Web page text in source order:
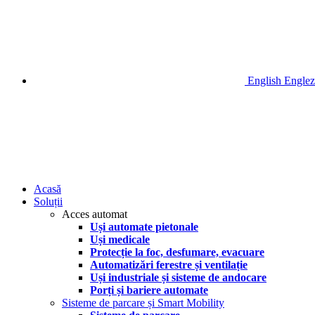
English
Acasă
Soluții
Acces automat
Uși automate pietonale
Uși medicale
Protecție la foc, desfumare, evacuare
Automatizări ferestre și ventilație
Uși industriale și sisteme de andocare
Porți și bariere automate
Sisteme de parcare și Smart Mobility